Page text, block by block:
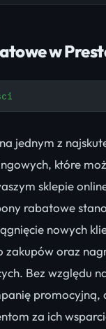
w
jednym z
które
sklepie
rabatowe
nowych
zakupów oraz
Bez względu
promocyjną,
za ich